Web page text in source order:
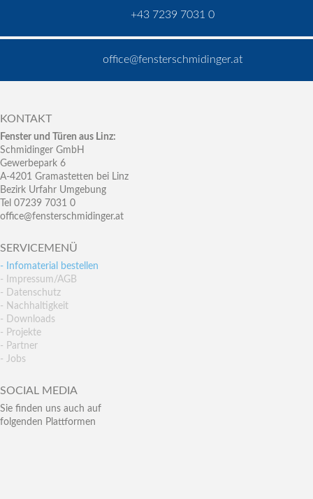
+43 7239 7031 0
office@fensterschmidinger.at
KONTAKT
Fenster und Türen aus Linz:
Schmidinger GmbH
Gewerbepark 6
A-4201 Gramastetten bei Linz
Bezirk Urfahr Umgebung
Tel 07239 7031 0
office@fensterschmidinger.at
SERVICEMENÜ
- Infomaterial bestellen
- Impressum/AGB
- Datenschutz
- Nachhaltigkeit
- Downloads
- Projekte
- Partner
- Jobs
SOCIAL MEDIA
Sie finden uns auch auf
folgenden Plattformen